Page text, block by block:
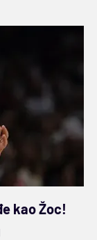
kao Žoc!